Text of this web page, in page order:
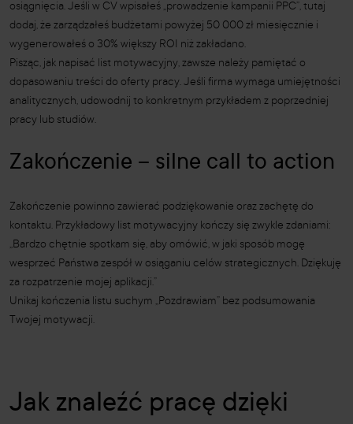
osiągnięcia. Jeśli w CV wpisałeś „prowadzenie kampanii PPC”, tutaj
dodaj, że zarządzałeś budżetami powyżej 50 000 zł miesięcznie i
wygenerowałeś o 30% większy ROI niż zakładano.
Pisząc, jak napisać list motywacyjny, zawsze należy pamiętać o
dopasowaniu treści do oferty pracy. Jeśli firma wymaga umiejętności
analitycznych, udowodnij to konkretnym przykładem z poprzedniej
pracy lub studiów.
Zakończenie – silne call to action
Zakończenie powinno zawierać podziękowanie oraz zachętę do
kontaktu. Przykładowy list motywacyjny kończy się zwykle zdaniami:
„Bardzo chętnie spotkam się, aby omówić, w jaki sposób mogę
wesprzeć Państwa zespół w osiąganiu celów strategicznych. Dziękuję
za rozpatrzenie mojej aplikacji.”
Unikaj kończenia listu suchym „Pozdrawiam” bez podsumowania
Twojej motywacji.
Jak znaleźć pracę dzięki